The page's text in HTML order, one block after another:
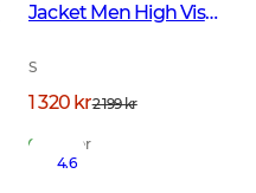
Jacket Men High Vis
S
1 320 kr2 199 kr
På lager
4.6